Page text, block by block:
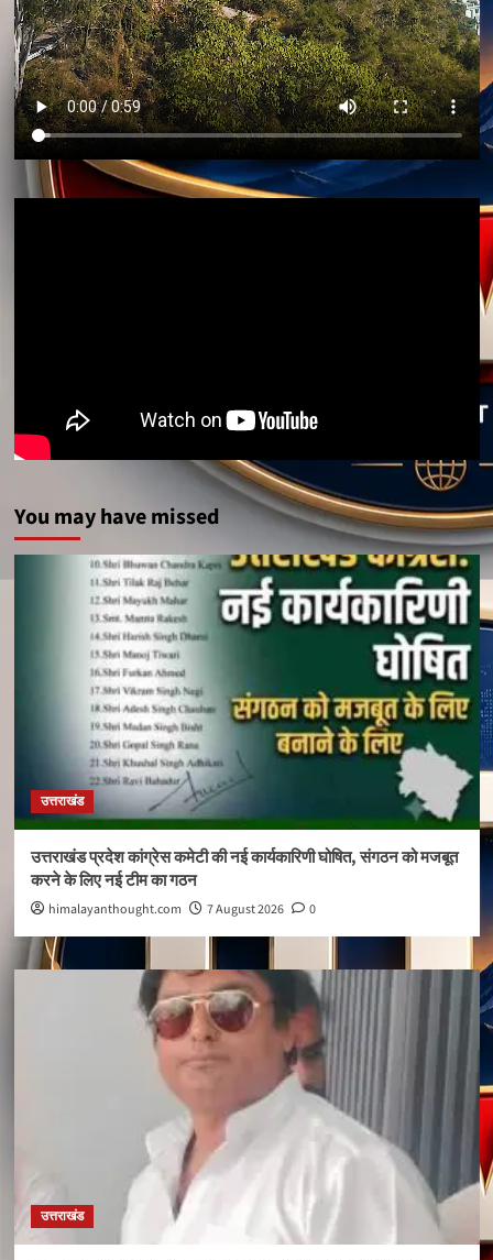
You may have missed
उत्तराखंड
उत्तराखंड प्रदेश कांग्रेस कमेटी की नई कार्यकारिणी घोषित, संगठन को मजबूत
करने के लिए नई टीम का गठन
himalayanthought.com 7 August 2026 0
उत्तराखंड